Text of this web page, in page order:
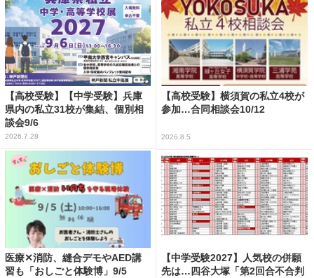
【高校受験】【中学受験】兵庫
県内の私立31校が集結、個別相
談会9/6
2026.7.28
【高校受験】横須賀の私立4校が
参加…合同相談会10/12
2026.8.5
医療✕消防、縫合デモやAED講
習も「おしごと体験博」9/5
【中学受験2027】人気校の併願
先は…四谷大塚「第2回合不合判